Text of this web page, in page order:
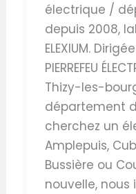
électrique /
depuis 2008,
ELEXIUM.
PIERREFEU
Thizy-les-
département
cherchez un
Amplepuis,
Bussière ou
nouvelle,